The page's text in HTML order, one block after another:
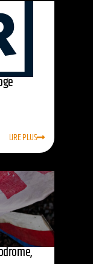
LIRE PLUS